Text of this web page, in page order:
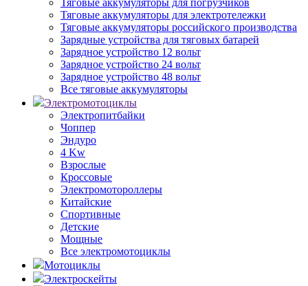
Тяговые аккумуляторы для погрузчиков
Тяговые аккумуляторы для электротележки
Тяговые аккумуляторы российского производства
Зарядные устройства для тяговых батарей
Зарядное устройство 12 вольт
Зарядное устройство 24 вольт
Зарядное устройство 48 вольт
Все тяговые аккумуляторы
Электромотоциклы
Электропитбайки
Чоппер
Эндуро
4 Kw
Взрослые
Кроссовые
Электромотороллеры
Китайские
Спортивные
Детские
Мощные
Все электромотоциклы
Мотоциклы
Электроскейты